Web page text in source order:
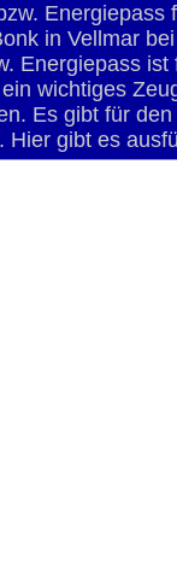
in Vellmar
Energiepass
wichtiges
Es gibt für
Hier gibt es